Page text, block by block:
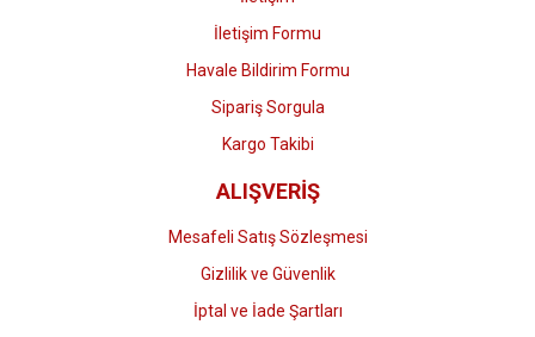
Gönder
İletişim Formu
Havale Bildirim Formu
Sipariş Sorgula
Kargo Takibi
ALIŞVERİŞ
Mesafeli Satış Sözleşmesi
Gizlilik ve Güvenlik
İptal ve İade Şartları